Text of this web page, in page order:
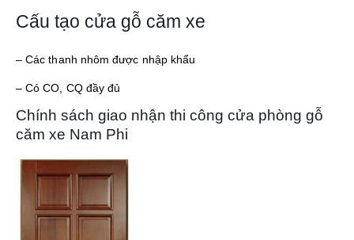
Cấu tạo cửa gỗ căm xe
– Các thanh nhôm được nhập khẩu
– Có CO, CQ đầy đủ
Chính sách giao nhận thi công cửa phòng gỗ
căm xe Nam Phi